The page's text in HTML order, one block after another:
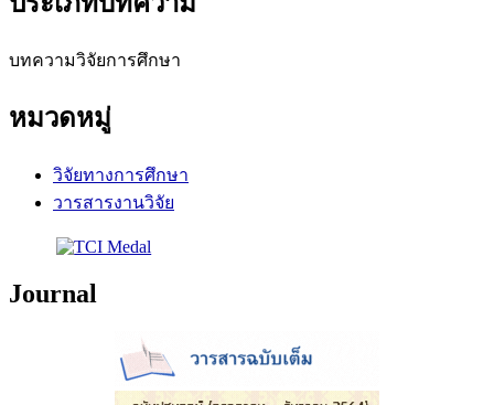
บทความวิจัยการศึกษา
หมวดหมู่
วิจัยทางการศึกษา
วารสารงานวิจัย
Journal